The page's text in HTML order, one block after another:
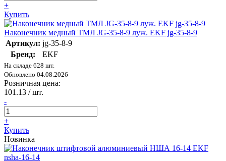
+
Купить
Наконечник медный ТМЛ JG-35-8-9 луж. EKF jg-35-8-9
Артикул: jg-35-8-9
Бренд:
EKF
На складе 628 шт.
Обновлено 04.08.2026
Розничная цена:
101.13 / шт.
-
+
Купить
Новинка